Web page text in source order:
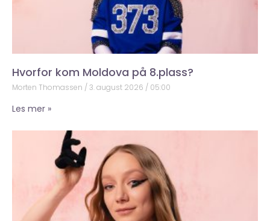
Hvorfor kom Moldova på 8.plass?
Morten Thomassen 3. august 2026 05:00
Les mer »